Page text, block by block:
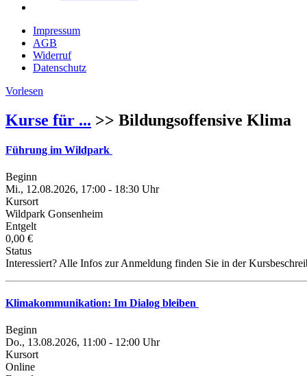
Impressum
AGB
Widerruf
Datenschutz
Vorlesen
Kurse für ... >> Bildungsoffensive Klima
Führung im Wildpark
Beginn
Mi., 12.08.2026, 17:00 - 18:30 Uhr
Kursort
Wildpark Gonsenheim
Entgelt
0,00 €
Status
Interessiert? Alle Infos zur Anmeldung finden Sie in der
Klimakommunikation: Im Dialog bleiben
Beginn
Do., 13.08.2026, 11:00 - 12:00 Uhr
Kursort
Online